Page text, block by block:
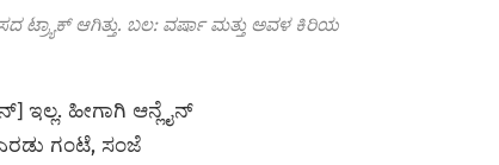
ಟ್ರ್ಯಾಕ್ ಆಗಿತ್ತು. ಬಲ: ವರ್ಷಾ ಮತ್ತು ಅವಳ ಕಿರಿಯ
ಇಲ್ಲ. ಹೀಗಾಗಿ ಆನ್ಲೈನ್‌
ಗಂಟೆ, ಸಂಜೆ